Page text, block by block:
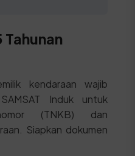
Tahunan
kendaraan wajib
Induk untuk
(TNKB) dan
Siapkan dokumen